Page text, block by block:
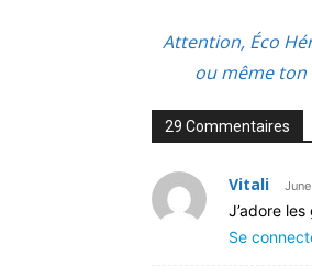
Attention, Éco
ou même ton
29 Commentaires
Vitali
J’adore
Se